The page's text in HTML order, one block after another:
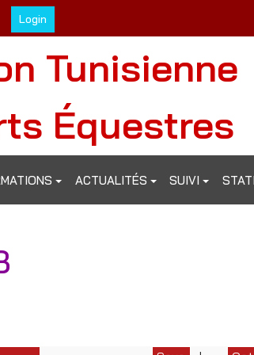
Login
Tunisienne
Équestres
ACTUALITÉS SUIVI